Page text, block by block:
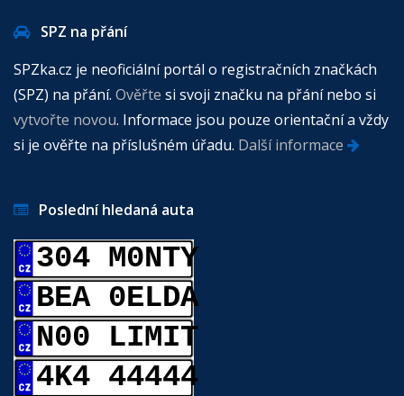
SPZ na přání
SPZka.cz je neoficiální portál o registračních značkách
(SPZ) na přání. Ověřte si svoji značku na přání nebo si
vytvořte novou. Informace jsou pouze orientační a vždy
si je ověřte na příslušném úřadu. Další informace
Poslední hledaná auta
304 M0NTY
BEA 0ELDA
N00 LIMIT
4K4 44444